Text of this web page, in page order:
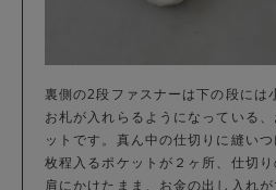
裏側の2段ファスナーは下の段には
お札が入れらるようになっている
ットです。真ん中の仕切りに縫い
枚程入るポケットが２ヶ所、仕切り
肩にかけたまま、お金の出し入れ